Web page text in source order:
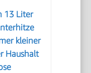
13 Liter
kleiner
Haushalt